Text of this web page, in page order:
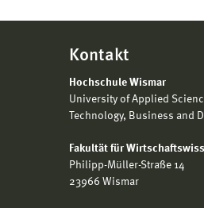
Kontakt
Hochschule Wismar
University of Applied
Technology, Business and
Fakultät für
Philipp-Müller-Straße 14
23966 Wismar